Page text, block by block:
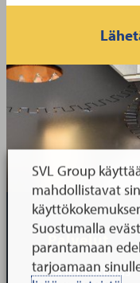
Palvelut
Laserleikkaus
SVL Group
mahdollistavat
Suostumalla
parantamaan
tarjoamaan